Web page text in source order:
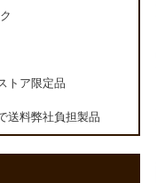
トア限定品
送料弊社負担製品